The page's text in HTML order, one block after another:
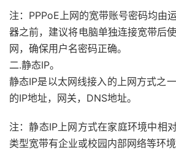
注：PPPoE上网的宽带账号密码均由
器之前，建议将电脑单独连接宽带后
网，确保用户名密码正确。
二.静态IP。
静态IP是以太网线接入的上网方式之
的IP地址，网关，DNS地址。
注：静态IP上网方式在家庭环境中相
类型宽带有企业或校园内部网络等环境